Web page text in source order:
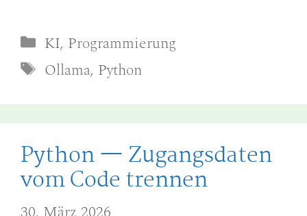
Kategorien
KI, Programmierung
Schlagwörter
Ollama, Python
Python — Zugangsdaten
vom Code trennen